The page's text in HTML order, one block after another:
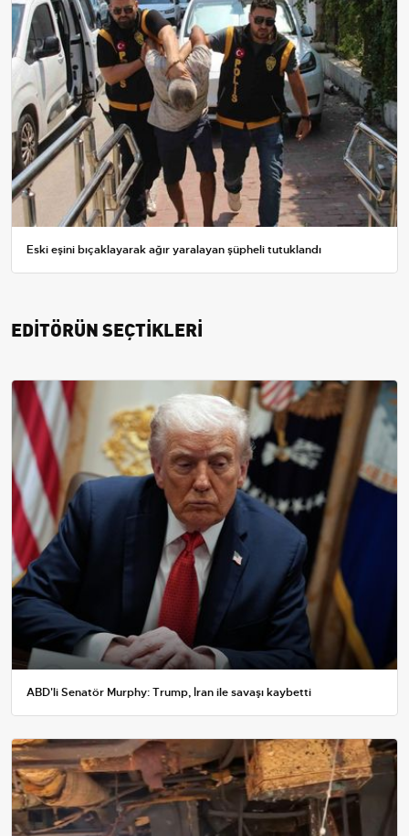
Eski eşini bıçaklayarak ağır yaralayan şüpheli tutuklandı
EDİTÖRÜN SEÇTİKLERİ
ABD'li Senatör Murphy: Trump, İran ile savaşı kaybetti